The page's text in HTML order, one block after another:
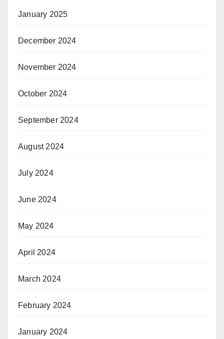
January 2025
December 2024
November 2024
October 2024
September 2024
August 2024
July 2024
June 2024
May 2024
April 2024
March 2024
February 2024
January 2024